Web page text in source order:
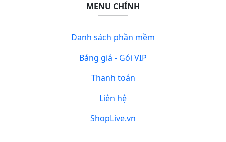
MENU CHÍNH
Danh sách phần mềm
Bảng giá - Gói VIP
Thanh toán
Liên hệ
ShopLive.vn